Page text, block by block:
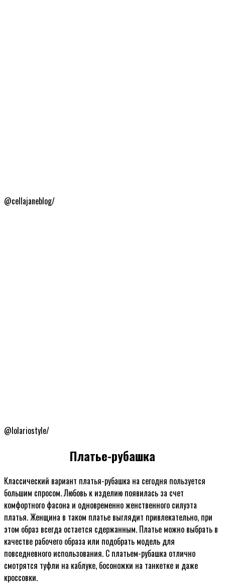
@cellajaneblog/
@lolariostyle/
Платье-рубашка
Классический вариант платья-рубашка на сегодня пользуется
большим спросом. Любовь к изделию появилась за счет
комфортного фасона и одновременно женственного силуэта
платья. Женщина в таком платье выглядит привлекательно, при
этом образ всегда остается сдержанным. Платье можно выбрать в
качестве рабочего образа или подобрать модель для
повседневного использования. С платьем-рубашка отлично
смотрятся туфли на каблуке, босоножки на танкетке и даже
кроссовки.